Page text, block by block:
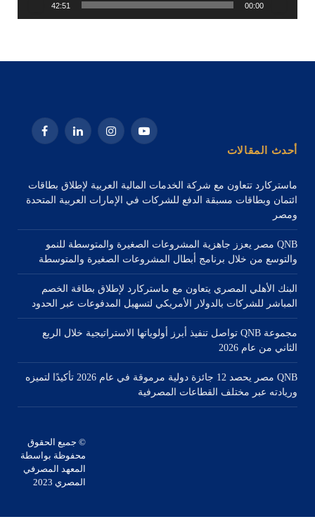
00:00
42:51
يوتيوب الانستغراملينكدإن فيسبوك
أحدث المقالات
ماستركارد تتعاون مع شركة الخدمات المالية العربية لإطلاق بطاقات
ائتمان وبطاقات مسبقة الدفع للشركات في الإمارات العربية المتحدة
ومصر
QNB مصر يعزز جاهزية المشروعات الصغيرة والمتوسطة للنمو
والتوسع من خلال برنامج أبطال المشروعات الصغيرة والمتوسطة
البنك الأهلي المصري يتعاون مع ماستركارد لإطلاق بطاقة الخصم
المباشر للشركات بالدولار الأمريكي لتسهيل المدفوعات عبر الحدود
مجموعة QNB تواصل تنفيذ أبرز أولوياتها الاستراتيجية خلال الربع
الثاني من عام 2026
QNB مصر يحصد 12 جائزة دولية مرموقة في عام 2026 تأكيدًا لتميزه
وريادته عبر مختلف القطاعات المصرفية
© جميع الحقوق
محفوظة بواسطة
المعهد المصرفي
المصري 2023